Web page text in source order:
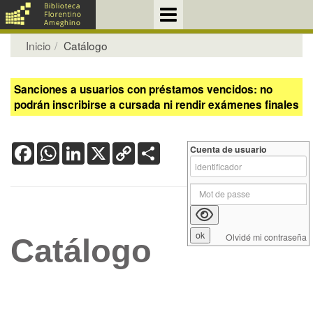
Inicio Catálogo
Sanciones a usuarios con préstamos vencidos: no
podrán inscribirse a cursada ni rendir exámenes finales
FacebookWhatsApp
LinkedIn
X Copy
Link
Catálogo
Cuenta de usuario
Olvidé mi contraseña